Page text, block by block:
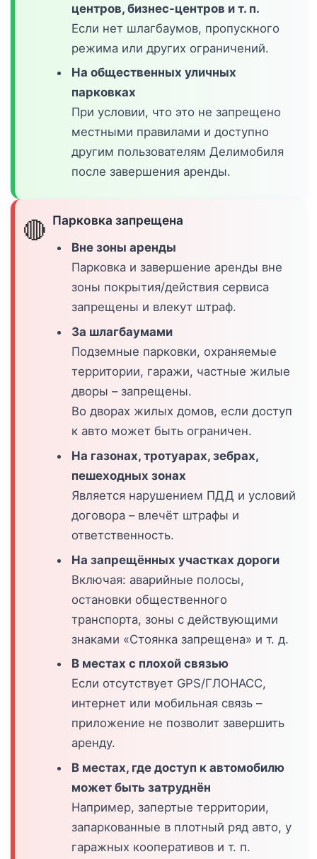
центров, бизнес-центров и т. п.
Если нет шлагбаумов, пропускного
режима или других ограничений.
На общественных уличных
парковках
При условии, что это не запрещено
местными правилами и доступно
другим пользователям Делимобиля
после завершения аренды.
🔴 Парковка запрещена
Вне зоны аренды
Парковка и завершение аренды вне
зоны покрытия/действия сервиса
запрещены и влекут штраф.
За шлагбаумами
Подземные парковки, охраняемые
территории, гаражи, частные жилые
дворы – запрещены.
Во дворах жилых домов, если доступ
к авто может быть ограничен.
На газонах, тротуарах, зебрах,
пешеходных зонах
Является нарушением ПДД и условий
договора – влечёт штрафы и
ответственность.
На запрещённых участках дороги
Включая: аварийные полосы,
остановки общественного
транспорта, зоны с действующими
знаками «Стоянка запрещена» и т. д.
В местах с плохой связью
Если отсутствует GPS/ГЛОНАСС,
интернет или мобильная связь –
приложение не позволит завершить
аренду.
В местах, где доступ к автомобилю
может быть затруднён
Например, запертые территории,
запаркованные в плотный ряд авто, у
гаражных кооперативов и т. п.